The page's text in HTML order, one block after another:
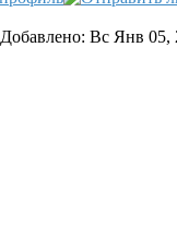
Добавлено: Вс Янв 05,